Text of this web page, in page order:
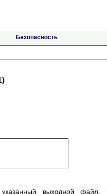
Безопасность
выходной файл,